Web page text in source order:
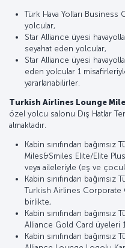
Türk Hava Yolları
yolcular,
Star Alliance üyesi
seyahat eden yolcular,
Star Alliance üyesi
eden yolcular 1
yararlanabilirler.
Turkish Airlines Lounge
özel yolcu salonu Dış Hatlar
almaktadır.
Kabin sınıfından bağımsız
Miles&Smiles Elite/Elite
veya aileleriyle (eş ve
Kabin sınıfından bağımsız
Turkish Airlines Corporate
birlikte,
Kabin sınıfından
Alliance Gold Card üyeleri
Kabin sınıfından